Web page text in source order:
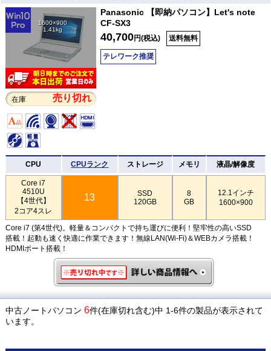
1600×900
1.41kg
在庫 売り切れ
Panasonic 【即納パソコン】Let's note
CF-SX3
40,700円(税込) 送料無料
テレワーク推奨
CPU CPUランク ストレージ メモリ 液晶/解像度
Core i7
4510U
【4世代】
2コア4スレ
13
SSD
120GB
8
GB
12.1インチ
1600×900
Core i7 (第4世代)。軽量＆コンパクトで持ち運びに便利！堅牢性の高いSSD
搭載！起動も速く快適に作業できます！無線LAN(Wi-Fi)＆WEBカメラ搭載！
HDMIポート搭載！
中古ノートパソコン 6件(在庫切れ含む)中 1-6件の製品が表示されて
います。